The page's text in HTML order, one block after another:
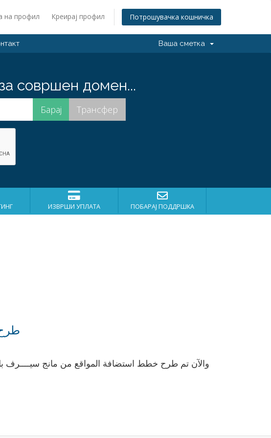
на профил Креирај профил Потрошувачка кошничка
Ваша сметка
совршен домен...
ИЗВРШИ УПЛАТА ПОБАРАЈ ПОДДРШКА
والآن تم طرح خطط استضافة المواقع من مانج سيــــرف